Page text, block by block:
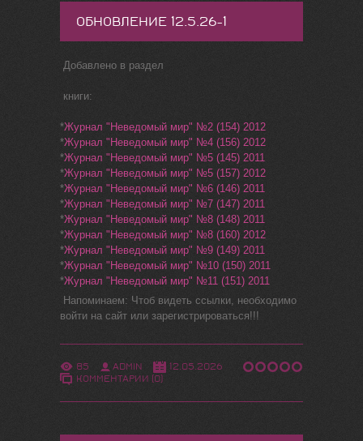
ОБНОВЛЕНИЕ 12.5.26-1
Добавлено в раздел
книги:
*Журнал "Неведомый мир" №2 (154) 2012
*Журнал "Неведомый мир" №4 (156) 2012
*Журнал "Неведомый мир" №5 (145) 2011
*Журнал "Неведомый мир" №5 (157) 2012
*Журнал "Неведомый мир" №6 (146) 2011
*Журнал "Неведомый мир" №7 (147) 2011
*Журнал "Неведомый мир" №8 (148) 2011
*Журнал "Неведомый мир" №8 (160) 2012
*Журнал "Неведомый мир" №9 (149) 2011
*Журнал "Неведомый мир" №10 (150) 2011
*Журнал "Неведомый мир" №11 (151) 2011
Напоминаем: Чтоб видеть ссылки, необходимо
войти на сайт или зарегистрироваться!!!
85 ADMIN
12.05.2026
КОММЕНТАРИИ (0)